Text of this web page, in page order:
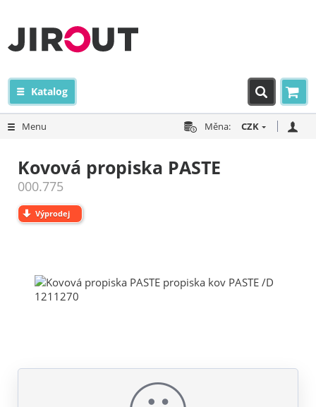
Katalog
Menu Měna: CZK
Kovová propiska PASTE
000.775
Výprodej